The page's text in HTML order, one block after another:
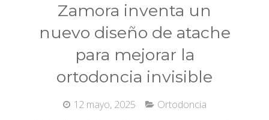
Zamora inventa un
nuevo diseño de atache
para mejorar la
ortodoncia invisible
12 mayo, 2025 Ortodoncia